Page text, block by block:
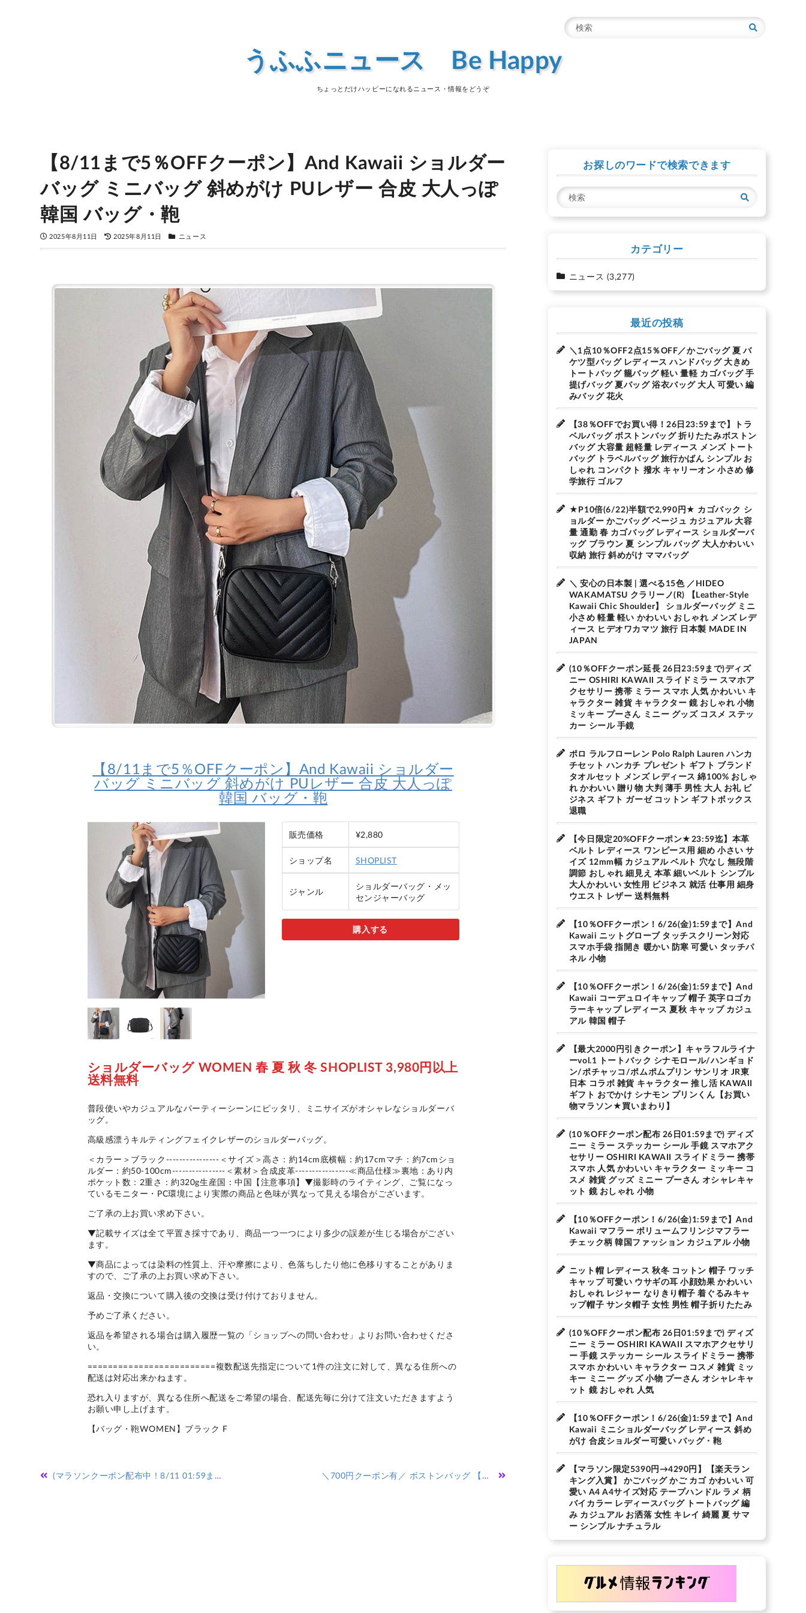
うふふニュース Be Happy
ちょっとだけハッピーになれるニュース・情報をどうぞ
検
索
【8/11まで5％OFFクーポン】And Kawaii ショルダー
バッグ ミニバッグ 斜めがけ PUレザー 合皮 大人っぽ
韓国 バッグ・鞄
2025年8月11日 2025年8月11日 ニュース
【8/11まで5％OFFクーポン】And Kawaii ショルダー
バッグ ミニバッグ 斜めがけ PUレザー 合皮 大人っぽ
韓国 バッグ・鞄
販売価格 ¥2,880
ショップ名 SHOPLIST
ジャンル
ショルダーバッグ・メッ
センジャーバッグ
購入する
ショルダーバッグ WOMEN 春 夏 秋 冬 SHOPLIST 3,980円以上
送料無料
普段使いやカジュアルなパーティーシーンにピッタリ、ミニサイズがオシャレなショルダーバ
ッグ。
高級感漂うキルティングフェイクレザーのショルダーバッグ。
＜カラー＞ブラック----------------＜サイズ＞高さ：約14cm底横幅：約17cmマチ：約7cmショ
ルダー：約50-100cm----------------＜素材＞合成皮革----------------≪商品仕様≫裏地：あり内
ポケット数：2重さ：約320g生産国：中国【注意事項】▼撮影時のライティング、ご覧になっ
ているモニター・PC環境により実際の商品と色味が異なって見える場合がございます。
ご了承の上お買い求め下さい。
▼記載サイズは全て平置き採寸であり、商品一つ一つにより多少の誤差が生じる場合がござい
ます。
▼商品によっては染料の性質上、汗や摩擦により、色落ちしたり他に色移りすることがありま
すので、ご了承の上お買い求め下さい。
返品・交換について購入後の交換は受け付けておりません。
予めご了承ください。
返品を希望される場合は購入履歴一覧の「ショップへの問い合わせ」よりお問い合わせくださ
い。
=========================複数配送先指定について1件の注文に対して、異なる住所への
配送は対応出来かねます。
恐れ入りますが、異なる住所へ配送をご希望の場合、配送先毎に分けて注文いただきますよう
お願い申し上げます。
【バッグ・鞄WOMEN】ブラック F
投(マラソンクーポン配布中！8/11 01:59まで) ディズニー ミラー OSHIRI KAWAII スマホアクセサリー 手鏡 ステッカー シール スライドミラー 携帯 スマホ かわいい キャラクター コスメ 雑貨 ミッキー ミニー グッズ 小物 プーさん オシャレキャット 鏡 おしゃれ 人気 ＼700円クーポン有／ ボストンバッグ 【楽天ランキング1位獲得】【宅配便配送】 ボストンバッグ レディース ボストン バッグ 鞄 キャンバス ストライプ 大型 修学旅行 旅行 可愛い 2泊 バック bag ( キャンバスストライプラージボストンバッグ )
お探しのワードで検索できます
検
索
カテゴリー
ニュース (3,277)
最近の投稿
＼1点10％OFF2点15％OFF／かごバッグ 夏 バ
ケツ型バッグ レディース ハンドバッグ 大きめ
トートバッグ 籠バッグ 軽い 量軽 カゴバッグ 手
提げバッグ 夏バッグ 浴衣バッグ 大人 可愛い 編
みバッグ 花火
【38％OFFでお買い得！26日23:59まで】トラ
ベルバッグ ボストンバッグ 折りたたみボストン
バッグ 大容量 超軽量 レディース メンズ トート
バッグ トラベルバッグ 旅行かばん シンプル お
しゃれ コンパクト 撥水 キャリーオン 小さめ 修
学旅行 ゴルフ
★P10倍(6/22)半額で2,990円★ カゴバック シ
ョルダー かごバッグ ベージュ カジュアル 大容
量 通勤 春 カゴバッグ レディース ショルダーバ
ッグ ブラウン 夏 シンプル バッグ 大人かわいい
収納 旅行 斜めがけ ママバッグ
＼ 安心の日本製 | 選べる15色 ／HIDEO
WAKAMATSU クラリーノ(R) 【Leather-Style
Kawaii Chic Shoulder】 ショルダーバッグ ミニ
小さめ 軽量 軽い かわいい おしゃれ メンズ レデ
ィース ヒデオワカマツ 旅行 日本製 MADE IN
JAPAN
(10％OFFクーポン延長 26日23:59まで)ディズ
ニー OSHIRI KAWAII スライドミラー スマホア
クセサリー 携帯 ミラー スマホ 人気 かわいい キ
ャラクター 雑貨 キャラクター 鏡 おしゃれ 小物
ミッキー プーさん ミニー グッズ コスメ ステッ
カー シール 手鏡
ポロ ラルフローレン Polo Ralph Lauren ハンカ
チセット ハンカチ プレゼント ギフト ブランド
タオルセット メンズ レディース 綿100% おしゃ
れ かわいい 贈り物 大判 薄手 男性 大人 お礼 ビ
ジネス ギフト ガーゼ コットン ギフトボックス
退職
【今日限定20%OFFクーポン★23:59迄】本革
ベルト レディース ワンピース用 細め 小さい サ
イズ 12mm幅 カジュアル ベルト 穴なし 無段階
調節 おしゃれ 細見え 本革 細いベルト シンプル
大人かわいい 女性用 ビジネス 就活 仕事用 細身
ウエスト レザー 送料無料
【10％OFFクーポン！6/26(金)1:59まで】And
Kawaii ニットグローブ タッチスクリーン対応
スマホ手袋 指開き 暖かい 防寒 可愛い タッチパ
ネル 小物
【10％OFFクーポン！6/26(金)1:59まで】And
Kawaii コーデュロイキャップ 帽子 英字ロゴカ
ラーキャップ レディース 夏秋 キャップ カジュ
アル 韓国 帽子
【最大2000円引きクーポン】キャラフルライナ
ーvol.1 トートバック シナモロール/ハンギョド
ン/ポチャッコ/ポムポムプリン サンリオ JR東
日本 コラボ 雑貨 キャラクター 推し活 KAWAII
ギフト おでかけ シナモン プリンくん【お買い
物マラソン★買いまわり】
(10％OFFクーポン配布 26日01:59まで) ディズ
ニー ミラー ステッカー シール 手鏡 スマホアク
セサリー OSHIRI KAWAII スライドミラー 携帯
スマホ 人気 かわいい キャラクター ミッキー コ
スメ 雑貨 グッズ ミニー プーさん オシャレキャ
ット 鏡 おしゃれ 小物
【10％OFFクーポン！6/26(金)1:59まで】And
Kawaii マフラー ボリュームフリンジマフラー
チェック柄 韓国ファッション カジュアル 小物
ニット帽 レディース 秋冬 コットン 帽子 ワッチ
キャップ 可愛い ウサギの耳 小顔効果 かわいい
おしゃれ レジャー なりきり帽子 着ぐるみキャ
ップ帽子 サンタ帽子 女性 男性 帽子折りたたみ
(10％OFFクーポン配布 26日01:59まで) ディズ
ニー ミラー OSHIRI KAWAII スマホアクセサリ
ー 手鏡 ステッカー シール スライドミラー 携帯
スマホ かわいい キャラクター コスメ 雑貨 ミッ
キー ミニー グッズ 小物 プーさん オシャレキャ
ット 鏡 おしゃれ 人気
【10％OFFクーポン！6/26(金)1:59まで】And
Kawaii ミニショルダーバッグ レディース 斜め
がけ 合皮ショルダー可愛い バッグ・鞄
【マラソン限定5390円→4290円】【楽天ラン
キング入賞】 かごバッグ かご カゴ かわいい 可
愛い A4 A4サイズ対応 テープハンドル ラメ 柄
バイカラー レディースバッグ トートバッグ 編
み カジュアル お洒落 女性 キレイ 綺麗 夏 サマ
ー シンプル ナチュラル